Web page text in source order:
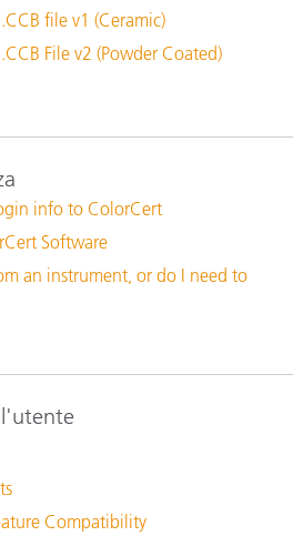
file v1 (Ceramic)
File v2 (Powder Coated)
info to ColorCert
Software
an instrument, or do I need to
Compatibility